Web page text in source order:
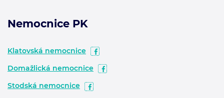
Nemocnice PK
Klatovská nemocnice
Domažlická nemocnice
Stodská nemocnice